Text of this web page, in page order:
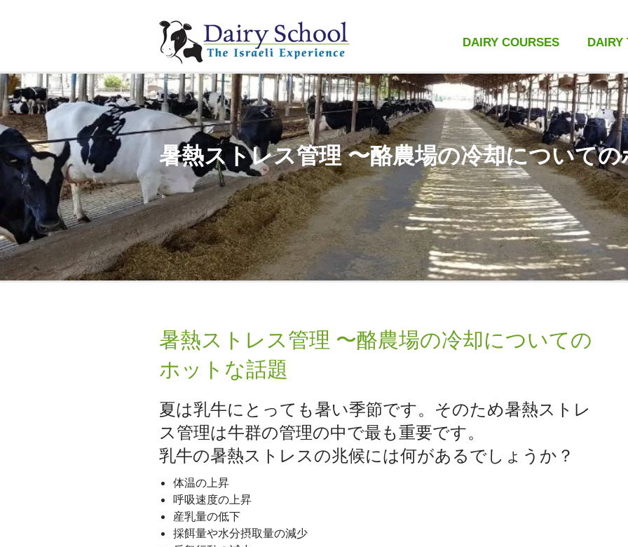
DAIRY COURSES DAIRY
暑熱ストレス管理 〜酪農場の冷却について
暑熱ストレス管理 〜酪農場の冷却についての
ホットな話題
夏は乳牛にとっても暑い季節です。そのため暑熱ストレ
ス管理は牛群の管理の中で最も重要です。
乳牛の暑熱ストレスの兆候には何があるでしょうか？
体温の上昇
呼吸速度の上昇
産乳量の低下
採餌量や水分摂取量の減少